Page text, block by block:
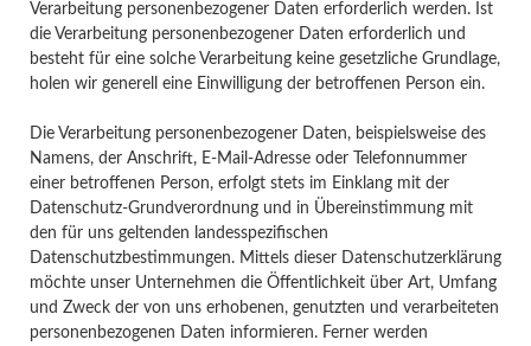
Verarbeitung personenbezogener Daten erforderlich werden. Ist
die Verarbeitung personenbezogener Daten erforderlich und
besteht für eine solche Verarbeitung keine gesetzliche Grundlage,
holen wir generell eine Einwilligung der betroffenen Person ein.
Die Verarbeitung personenbezogener Daten, beispielsweise des
Namens, der Anschrift, E-Mail-Adresse oder Telefonnummer
einer betroffenen Person, erfolgt stets im Einklang mit der
Datenschutz-Grundverordnung und in Übereinstimmung mit
den für uns geltenden landesspezifischen
Datenschutzbestimmungen. Mittels dieser Datenschutzerklärung
möchte unser Unternehmen die Öffentlichkeit über Art, Umfang
und Zweck der von uns erhobenen, genutzten und verarbeiteten
personenbezogenen Daten informieren. Ferner werden